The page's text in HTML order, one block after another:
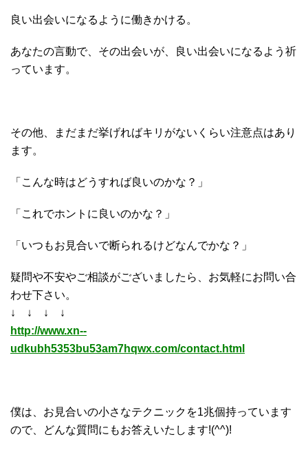
良い出会いになるように働きかける。
あなたの言動で、その出会いが、良い出会いになるよう祈
っています。
その他、まだまだ挙げればキリがないくらい注意点はあり
ます。
「こんな時はどうすれば良いのかな？」
「これでホントに良いのかな？」
「いつもお見合いで断られるけどなんでかな？」
疑問や不安やご相談がございましたら、お気軽にお問い合
わせ下さい。
↓ ↓ ↓ ↓
http://www.xn--
udkubh5353bu53am7hqwx.com/contact.html
僕は、お見合いの小さなテクニックを1兆個持っています
ので、どんな質問にもお答えいたします!(^^)!